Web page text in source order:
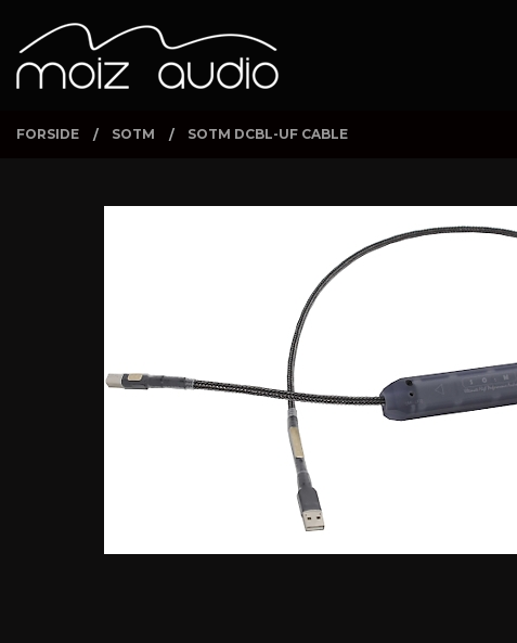
innholdet
PRODUKTER
FORSIDE SOTM SOTM DCBL-UF CABLE